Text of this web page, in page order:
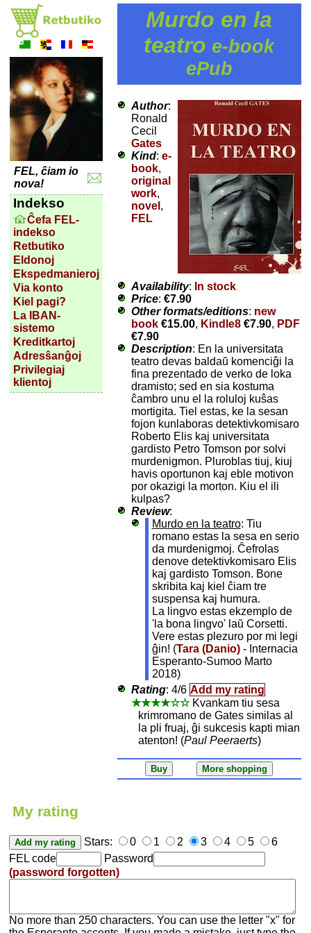
FEL, ĉiam io
nova!
Indekso
Ĉefa FEL-
indekso
Retbutiko
Eldonoj
Ekspedmanieroj
Via konto
Kiel pagi?
La IBAN-
sistemo
Kreditkartoj
Adresŝanĝoj
Privilegiaj
klientoj
Murdo en la
teatro e-book
ePub
Author:
Ronald
Cecil
Gates
Kind: e-
book,
original
work,
novel ,
FEL
Availability: In stock
Price: €7.90
Other formats/editions: new
book €15.00, Kindle8 €7.90, PDF
€7.90
Description: En la universitata
teatro devas baldaŭ komenciĝi la
fina prezentado de verko de loka
dramisto; sed en sia kostuma
ĉambro unu el la roluloj kuŝas
mortigita. Tiel estas, ke la sesan
fojon kunlaboras detektivkomisaro
Roberto Elis kaj universitata
gardisto Petro Tomson por solvi
murdenigmon. Pluroblas tiuj, kiuj
havis oportunon kaj eble motivon
por okazigi la morton. Kiu el ili
kulpas?
Review:
Murdo en la teatro: Tiu
romano estas la sesa en serio
da murdenigmoj. Ĉefrolas
denove detektivkomisaro Elis
kaj gardisto Tomson. Bone
skribita kaj kiel ĉiam tre
suspensa kaj humura.
La lingvo estas ekzemplo de
'la bona lingvo' laŭ Corsetti.
Vere estas plezuro por mi legi
ĝin! (Tara (Danio)- Internacia
Esperanto-Sumoo Marto
2018)
Rating: 4/6 Add my rating
★★★★☆☆Kvankam tiu sesa
krimromano de Gates similas al
la pli fruaj, ĝi sukcesis kapti mian
atenton! (Paul Peeraerts)
My rating
Stars: 0 1 2 3 4 5
6
FEL code
Password
(password forgotten)
No more than 250 characters. You can use the letter "x" for